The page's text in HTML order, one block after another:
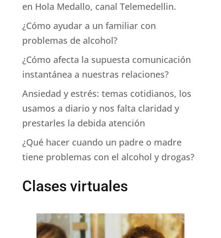
en Hola Medallo, canal Telemedellin.
¿Cómo ayudar a un familiar con
problemas de alcohol?
¿Cómo afecta la supuesta comunicación
instantánea a nuestras relaciones?
Ansiedad y estrés: temas cotidianos, los
usamos a diario y nos falta claridad y
prestarles la debida atención
¿Qué hacer cuando un padre o madre
tiene problemas con el alcohol y drogas?
Clases virtuales